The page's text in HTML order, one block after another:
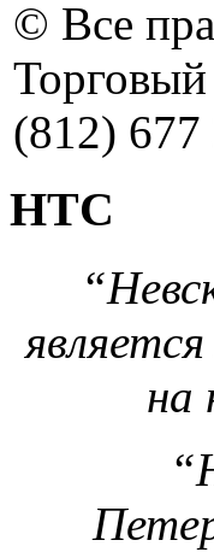
© Все
(812)
НТС
на